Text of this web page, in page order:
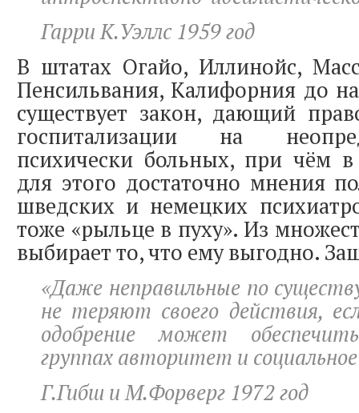
Гарри К.Уэллс 1959 год
В штатах Огайо, Иллинойс,
Пенсильвания, Калифорния до
существует закон, дающий
госпитализации на
психически больных, при чём
для этого достаточно мнения
шведских и немецких
тоже «рыльце в пуху». Из
выбирает то, что ему выгодно.
«Даже неправильные по
не теряют своего действия,
одобрение может
группах авторитет и
Г.Гибш и М.Форверг 1972 год